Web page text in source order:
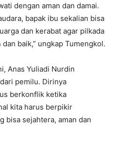
dengan aman dan damai.
bapak ibu sekalian bisa
dan kerabat agar pilkada
baik,” ungkap Tumengkol.
Anas Yuliadi Nurdin
pemilu. Dirinya
berkonflik ketika
kita harus berpikir
bisa sejahtera, aman dan